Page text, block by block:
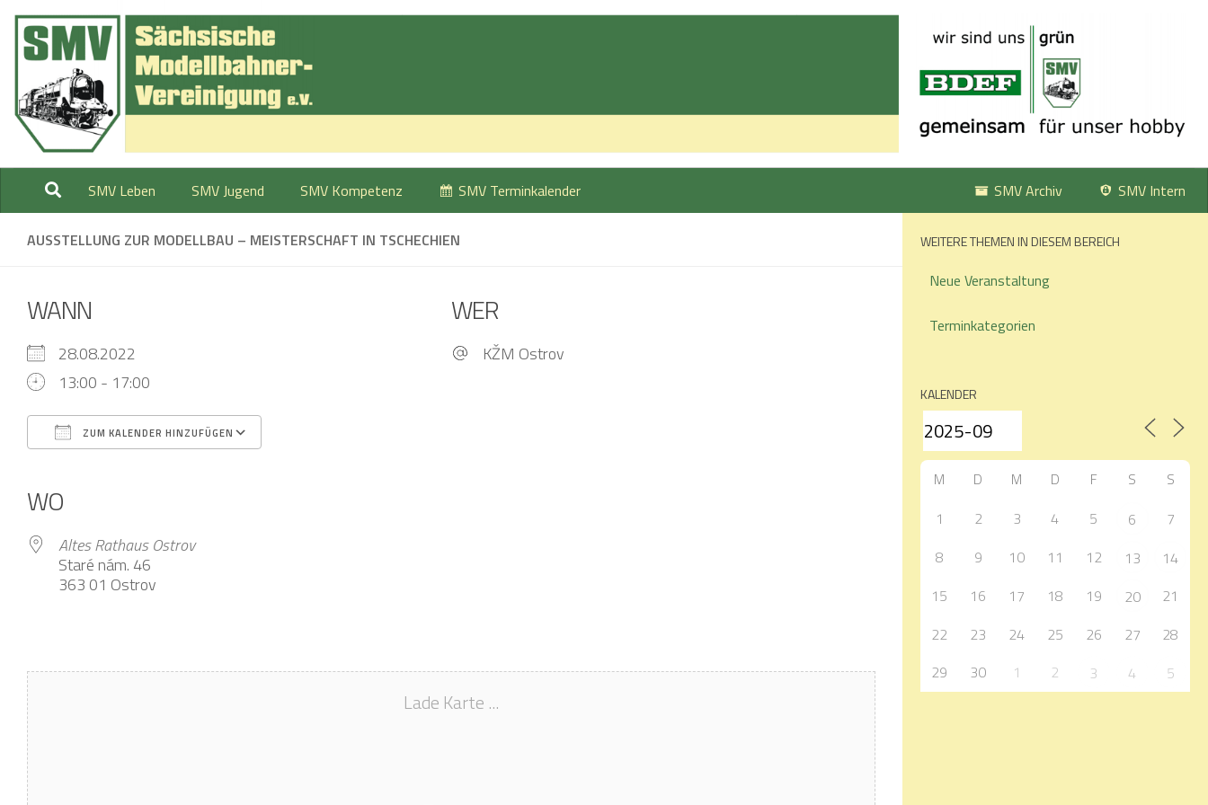
Zum Inhalt springen
SMV Leben SMV Jugend SMV Kompetenz SMV Intern
SMV Archiv
SMV Terminkalender
AUSSTELLUNG ZUR MODELLBAU – MEISTERSCHAFT IN TSCHECHIEN
WANN
28.08.2022
13:00 - 17:00
ZUM KALENDER HINZUFÜGEN
WO
Altes Rathaus Ostrov
Staré nám. 46
363 01 Ostrov
WER
KŽM Ostrov
Lade Karte ...
WEITERE THEMEN IN DIESEM BEREICH
Neue Veranstaltung
Terminkategorien
KALENDER
M D M D F S S
1 2 3 4 5 6
7
8
9 10 11 12 13
14
15
16 17 18 19 20
21
22
23 24 25 26 27
28
29
30 1 2 3 4 5